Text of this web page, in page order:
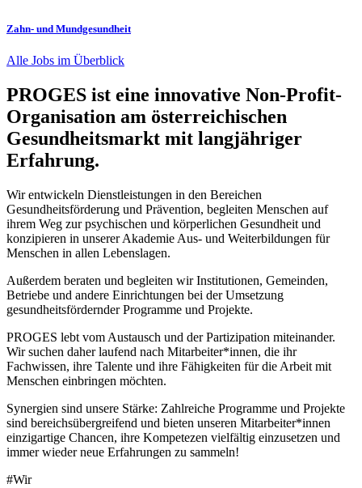
Zahn- und Mundgesundheit
Alle Jobs im Überblick
PROGES ist eine innovative Non-Profit-
Organisation am österreichischen
Gesundheitsmarkt mit langjähriger
Erfahrung.
Wir entwickeln Dienstleistungen in den Bereichen
Gesundheitsförderung und Prävention, begleiten Menschen auf
ihrem Weg zur psychischen und körperlichen Gesundheit und
konzipieren in unserer Akademie Aus- und Weiterbildungen für
Menschen in allen Lebenslagen.
Außerdem beraten und begleiten wir Institutionen, Gemeinden,
Betriebe und andere Einrichtungen bei der Umsetzung
gesundheitsfördernder Programme und Projekte.
PROGES lebt vom Austausch und der Partizipation miteinander.
Wir suchen daher laufend nach Mitarbeiter*innen, die ihr
Fachwissen, ihre Talente und ihre Fähigkeiten für die Arbeit mit
Menschen einbringen möchten.
Synergien sind unsere Stärke: Zahlreiche Programme und Projekte
sind bereichsübergreifend und bieten unseren Mitarbeiter*innen
einzigartige Chancen, ihre Kompetezen vielfältig einzusetzen und
immer wieder neue Erfahrungen zu sammeln!
#Wir